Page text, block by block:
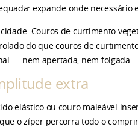
expande onde necessário
Couros de curtimento
do que couros de
— nem apertada, nem folgada.
extra
elástico ou couro maleável
o zíper percorra todo o